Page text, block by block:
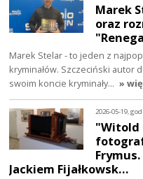
Marek
oraz
Marek Stelar - to jeden z
kryminałów. Szczeciński autor
swoim koncie kryminały… »
2026-05-19,
"Witold
Jackiem Fijałkowsk…